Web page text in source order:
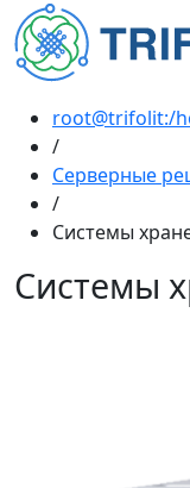
root@trifolit:/
/
Серверные
/
Системы
Системы